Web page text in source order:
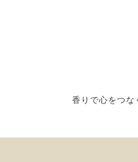
香りで心をつな